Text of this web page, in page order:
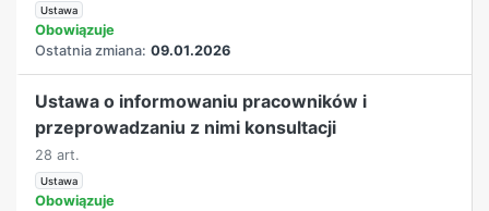
Ustawa
Obowiązuje
Ostatnia zmiana: 09.01.2026
Ustawa o informowaniu pracowników i
przeprowadzaniu z nimi konsultacji
28 art.
Ustawa
Obowiązuje